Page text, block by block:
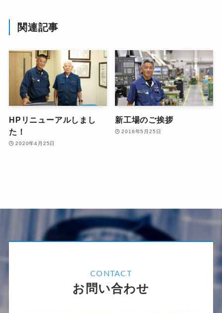
関連記事
HPリニューアルしまし
た！
2020年4月25日
新工場のご挨拶
2016年5月25日
CONTACT
お問い合わせ